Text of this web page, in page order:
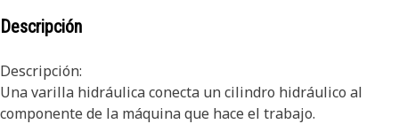
Descripción
Descripción:
Una varilla hidráulica conecta un cilindro hidráulico al
componente de la máquina que hace el trabajo.